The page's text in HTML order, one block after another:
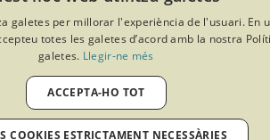
galetes per millorar l'experiència de l'usuari. En
totes les galetes d’acord amb la nostra
galetes. Llegir-ne més
ACCEPTA-HO TOT
COOKIES ESTRICTAMENT NECESSÀRIES